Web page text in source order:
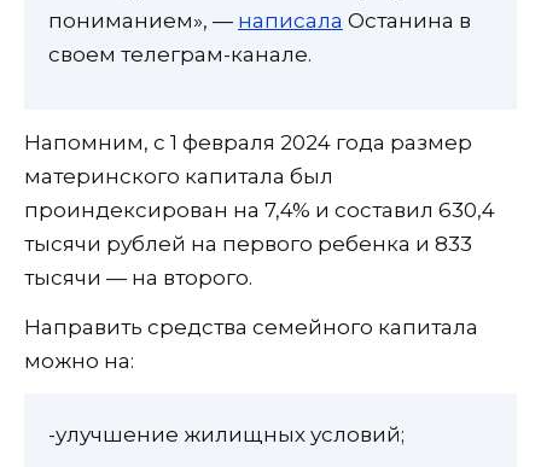
пониманием», — написала Останина в
своем телеграм-канале.
Напомним, с 1 февраля 2024 года размер
материнского капитала был
проиндексирован на 7,4% и составил 630,4
тысячи рублей на первого ребенка и 833
тысячи — на второго.
Направить средства семейного капитала
можно на:
-улучшение жилищных условий;